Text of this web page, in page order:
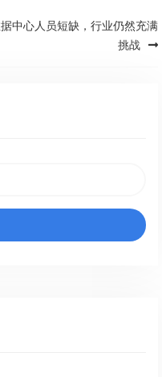
中心人员短缺，行业仍然充满
挑战